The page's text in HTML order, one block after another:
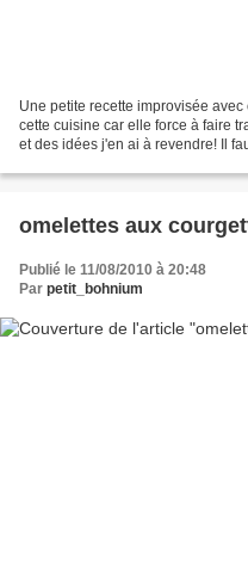
Une petite recette improvisée
cette cuisine car elle force à faire
et des idées j'en ai à revendre! Il
omelettes aux
Publié le 11/08/2010 à 20:48
Par petit_bohnium